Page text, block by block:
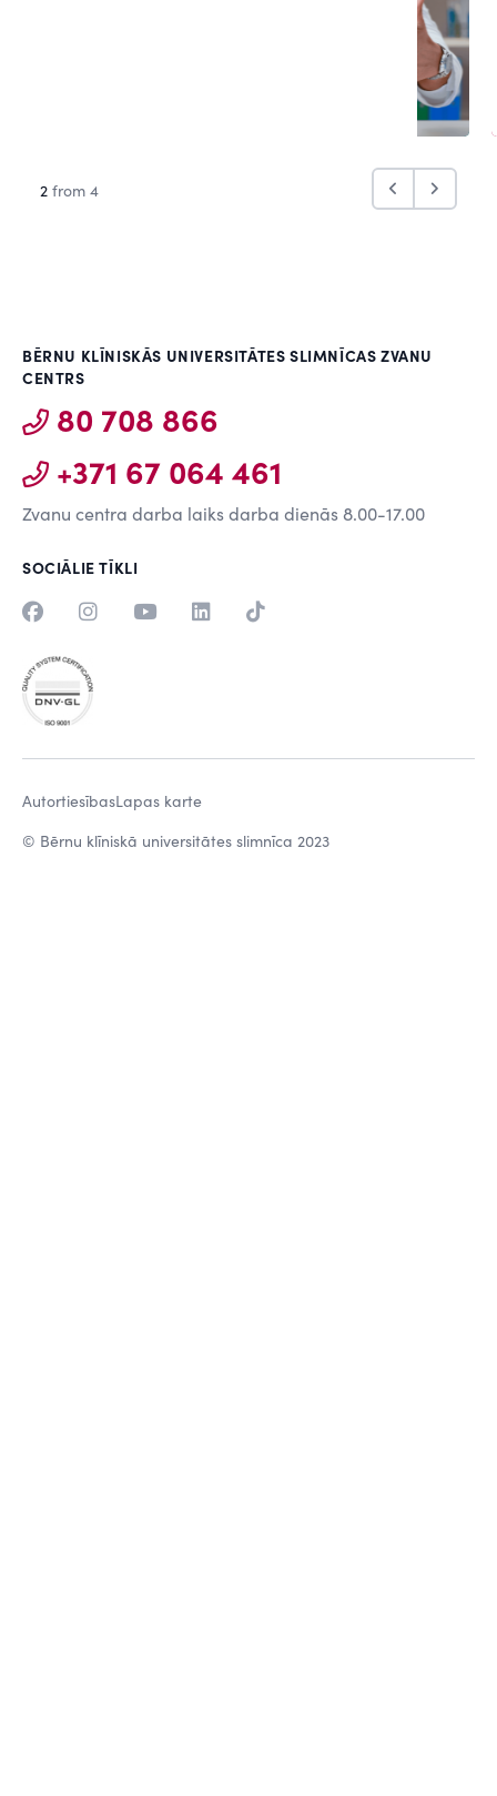
2 from 4
BĒRNU KLĪNISKĀS UNIVERSITĀTES SLIMNĪCAS ZVANU
CENTRS
80 708 866
+371 67 064 461
Zvanu centra darba laiks darba dienās 8.00-17.00
SOCIĀLIE TĪKLI
© Bērnu klīniskā universitātes slimnīca 2023
AutortiesībasLapas karte